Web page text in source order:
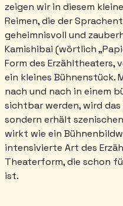
zeigen wir in diesem
Reimen, die der
geheimnisvoll und
Kamishibai (wörtlich
Form des Erzähltheaters,
ein kleines Bühnenstück.
nach und nach in einem
sichtbar werden, wird
sondern erhält
wirkt wie ein
intensivierte Art des
Theaterform, die schon
ist.